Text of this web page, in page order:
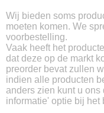
Wij bieden soms
moeten komen. We
voorbestelling.
Vaak heeft het
dat deze op de markt
preorder bevat zullen
indien alle producten
anders zien kunt u
informatie' optie bij het